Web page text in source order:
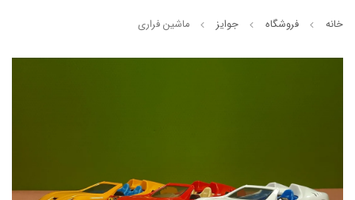
خانه فروشگاه جوایز ماشین فراری